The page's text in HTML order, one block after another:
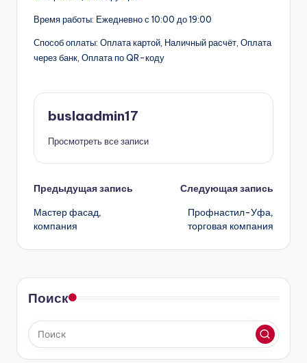
Время работы: Ежедневно с 10:00 до 19:00
Способ оплаты: Оплата картой, Наличный расчёт, Оплата
через банк, Оплата по QR-коду
buslaadmin17
Просмотреть все записи
Навигация
записи
Предыдущая запись
Мастер фасад,
компания
Следующая запись
Профнастил-Уфа,
торговая компания
Поиск